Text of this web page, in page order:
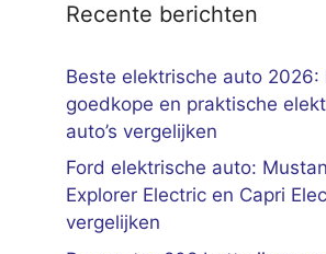
Recente berichten
Beste elektrische auto 2026:
goedkope en praktische
auto’s vergelijken
Ford elektrische auto:
Explorer Electric en Capri
vergelijken